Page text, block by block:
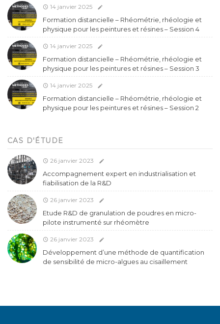
14 janvier 2025
Formation distancielle – Rhéométrie, rhéologie et
physique pour les peintures et résines – Session 4
14 janvier 2025
Formation distancielle – Rhéométrie, rhéologie et
physique pour les peintures et résines – Session 3
14 janvier 2025
Formation distancielle – Rhéométrie, rhéologie et
physique pour les peintures et résines – Session 2
CAS D'ÉTUDE
26 janvier 2023
Accompagnement expert en industrialisation et
fiabilisation de la R&D
26 janvier 2023
Etude R&D de granulation de poudres en micro-
pilote instrumenté sur rhéomètre
26 janvier 2023
Développement d’une méthode de quantification
de sensibilité de micro-algues au cisaillement